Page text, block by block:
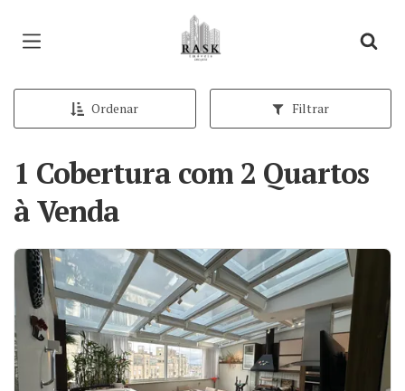
Página inicial
Ordenar Filtrar
1 Cobertura com 2 Quartos
à Venda